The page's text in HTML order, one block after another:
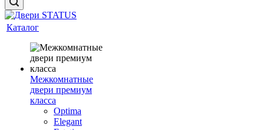
Каталог
Межкомнатные
двери премиум
класса
Optima
Elegant